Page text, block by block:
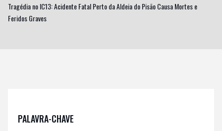
Tragédia no IC13: Acidente Fatal Perto da Aldeia do Pisão Causa Mortes e
Feridos Graves
PALAVRA-CHAVE